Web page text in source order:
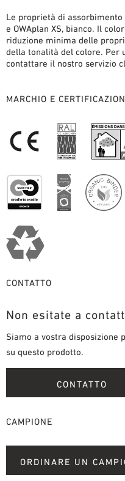
Le proprietà di assorbimento
e OWAplan XS, bianco. Il
riduzione minima delle
della tonalità del colore. Per
contattare il nostro servizio
MARCHIO E
CONTATTO
Non esitate a
Siamo a vostra disposizione
su questo prodotto.
CONTATTO
CAMPIONE
ORDINARE UN